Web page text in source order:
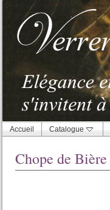
Accueil Catalogue
Chope de Bière